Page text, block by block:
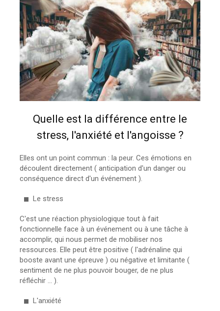
Quelle est la différence entre le
stress, l'anxiété et l'angoisse ?
Elles ont un point commun : la peur. Ces émotions en
découlent directement ( anticipation d'un danger ou
conséquence direct d'un événement ).
Le stress
C'est une réaction physiologique tout à fait
fonctionnelle face à un événement ou à une tâche à
accomplir, qui nous permet de mobiliser nos
ressources. Elle peut être positive ( l'adrénaline qui
booste avant une épreuve ) ou négative et limitante (
sentiment de ne plus pouvoir bouger, de ne plus
réfléchir ... ).
L'anxiété